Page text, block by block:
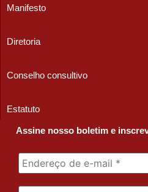
Manifesto
Diretoria
Conselho consultivo
Estatuto
Assine nosso boletim e